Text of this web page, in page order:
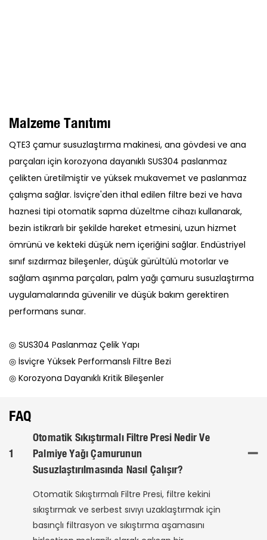
Malzeme Tanıtımı
QTE3 çamur susuzlaştırma makinesi, ana gövdesi ve ana
parçaları için korozyona dayanıklı SUS304 paslanmaz
çelikten üretilmiştir ve yüksek mukavemet ve paslanmaz
çalışma sağlar. İsviçre'den ithal edilen filtre bezi ve hava
haznesi tipi otomatik sapma düzeltme cihazı kullanarak,
bezin istikrarlı bir şekilde hareket etmesini, uzun hizmet
ömrünü ve kekteki düşük nem içeriğini sağlar. Endüstriyel
sınıf sızdırmaz bileşenler, düşük gürültülü motorlar ve
sağlam aşınma parçaları, palm yağı çamuru susuzlaştırma
uygulamalarında güvenilir ve düşük bakım gerektiren
performans sunar.
◎ SUS304 Paslanmaz Çelik Yapı
◎ İsviçre Yüksek Performanslı Filtre Bezi
◎ Korozyona Dayanıklı Kritik Bileşenler
FAQ
1
Otomatik Sıkıştırmalı Filtre Presi Nedir Ve
Palmiye Yağı Çamurunun
Susuzlaştırılmasında Nasıl Çalışır?
Otomatik Sıkıştırmalı Filtre Presi, filtre kekini
sıkıştırmak ve serbest sıvıyı uzaklaştırmak için
basınçlı filtrasyon ve sıkıştırma aşamasını